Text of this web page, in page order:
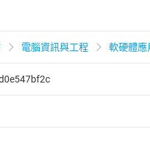
電腦資訊與工程 軟硬體應